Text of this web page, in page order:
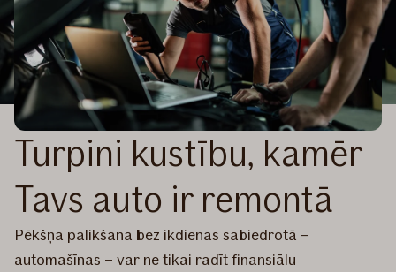
Turpini kustību, kamēr
Tavs auto ir remontā
Pēkšņa palikšana bez ikdienas sabiedrotā –
automašīnas – var ne tikai radīt finansiālu